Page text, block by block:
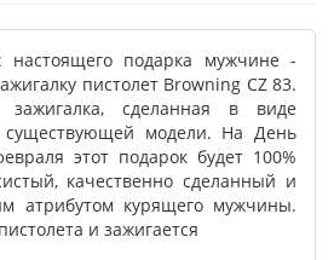
подарка мужчине -
пистолет Browning CZ 83.
зажигалка, сделанная в виде
существующей модели. На День
этот подарок будет 100%
качественно сделанный и
атрибутом курящего мужчины.
и зажигается